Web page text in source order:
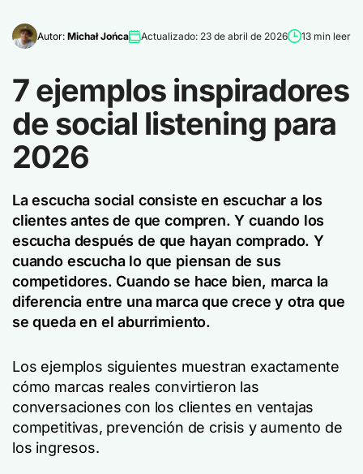
Autor: Michał Jońca Actualizado: 23 de abril de 2026 13 min leer
7 ejemplos inspiradores
de social listening para
2026
La escucha social consiste en escuchar a los
clientes antes de que compren. Y cuando los
escucha después de que hayan comprado. Y
cuando escucha lo que piensan de sus
competidores. Cuando se hace bien, marca la
diferencia entre una marca que crece y otra que
se queda en el aburrimiento.
Los ejemplos siguientes muestran exactamente
cómo marcas reales convirtieron las
conversaciones con los clientes en ventajas
competitivas, prevención de crisis y aumento de
los ingresos.